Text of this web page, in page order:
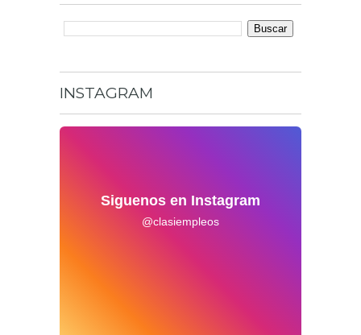
INSTAGRAM
Siguenos en Instagram
@clasiempleos